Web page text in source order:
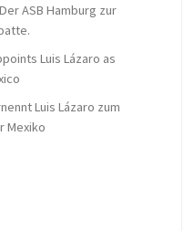
ASB Hamburg zur
Luis Lázaro as
Luis Lázaro zum
Mexiko